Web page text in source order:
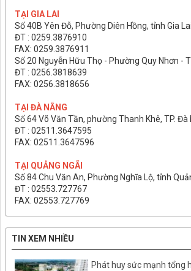
TẠI GIA LAI
Số 40B Yên Đỗ, Phường Diên Hồng, tỉnh Gia Lai
ĐT : 0259.3876910
FAX: 0259.3876911
Số 20 Nguyễn Hữu Thọ - Phường Quy Nhơn -
ĐT : 0256.3818639
FAX: 0256.3818656
TẠI ĐÀ NẴNG
Số 64 Võ Văn Tần, phường Thanh Khê, TP. Đà
ĐT : 02511.3647595
FAX: 02511.3647596
TẠI QUẢNG NGÃI
Số 84 Chu Văn An, Phường Nghĩa Lộ, tỉnh
ĐT : 02553.727767
FAX: 02553.727769
TIN XEM NHIỀU
Phát huy sức mạnh tổng